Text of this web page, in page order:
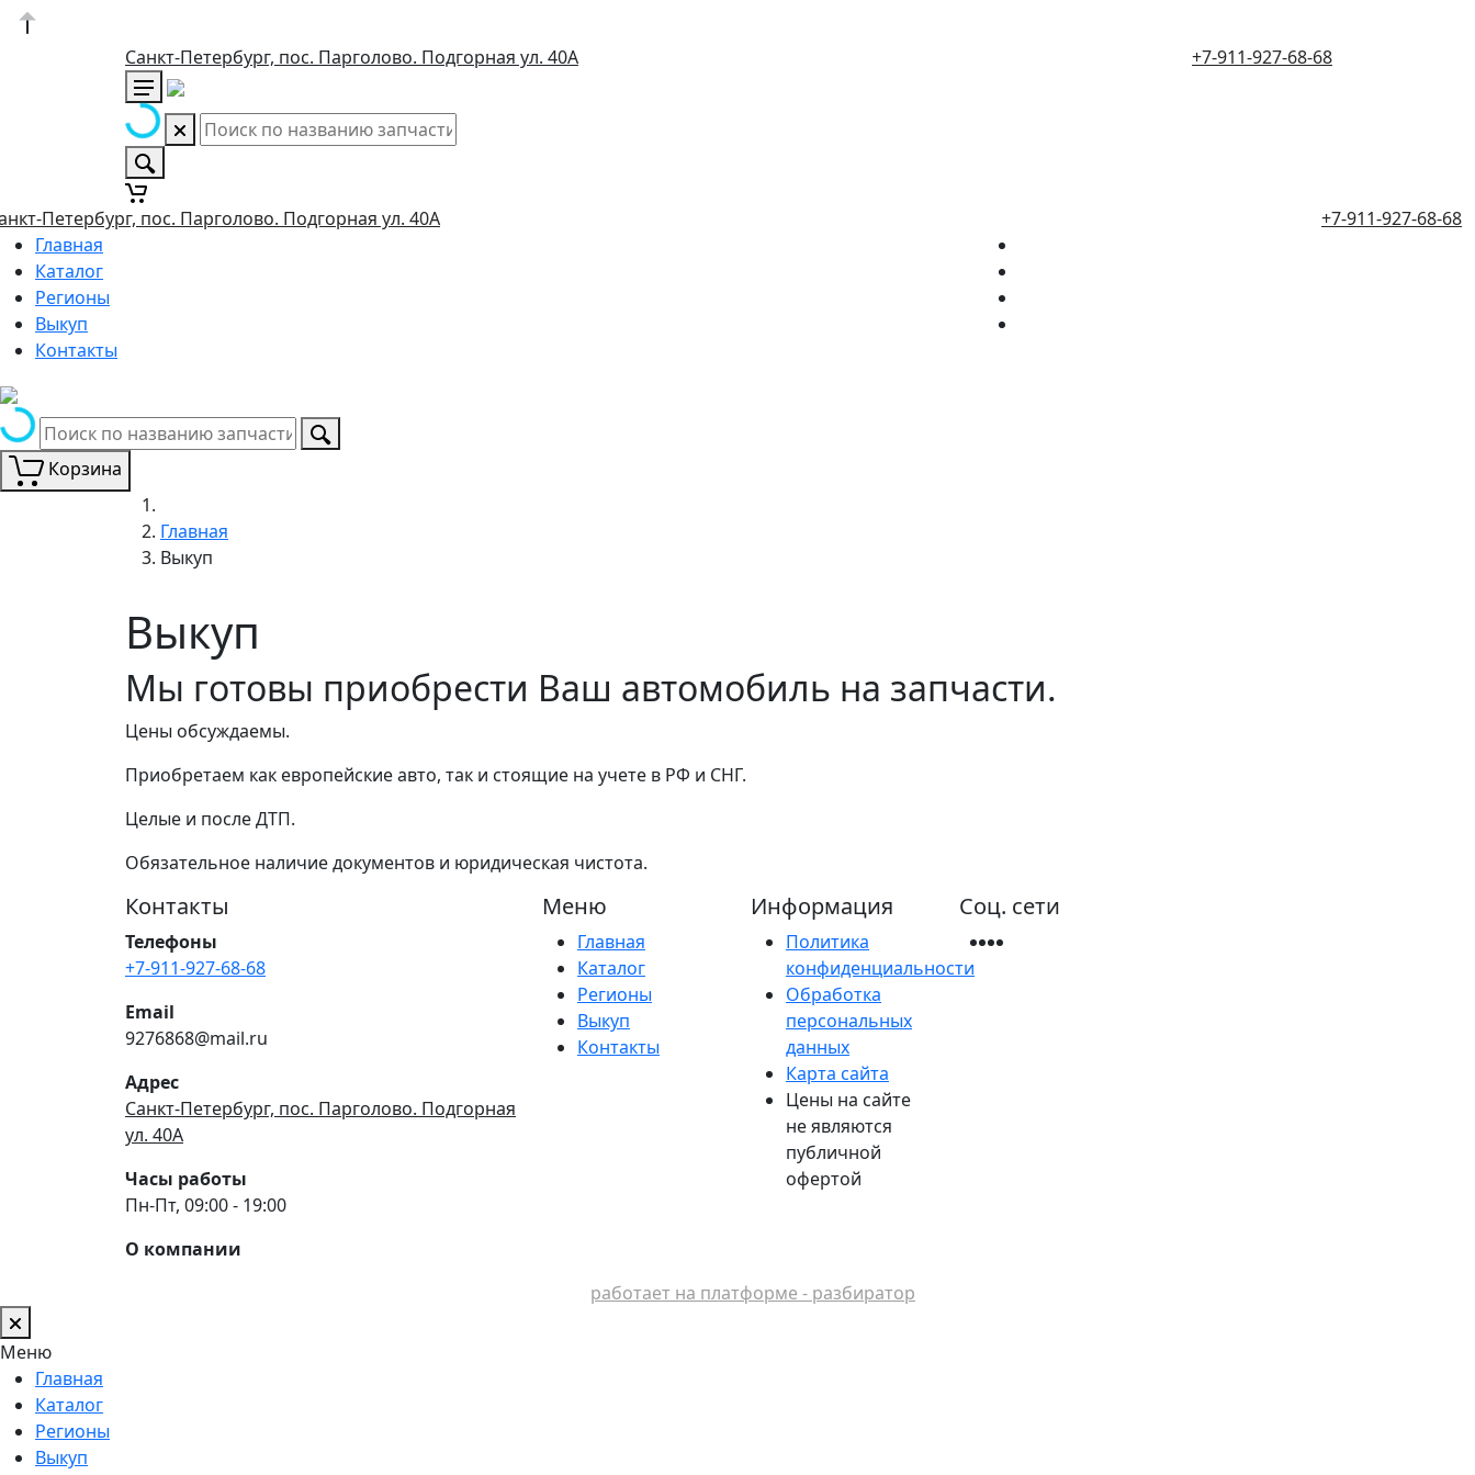
Санкт-Петербург, пос. Парголово. Подгорная ул. 40А +7-911-927-68-68
Петербург, пос. Парголово. Подгорная ул. 40А
+7-911-927-68-68
Главная
Каталог
Регионы
Выкуп
Контакты
Корзина
Главная
Выкуп
Выкуп
Мы готовы приобрести Ваш автомобиль на запчасти.
Цены обсуждаемы.
Приобретаем как европейские авто, так и стоящие на учете в РФ и СНГ.
Целые и после ДТП.
Обязательное наличие документов и юридическая чистота.
Контакты
Телефоны
+7-911-927-68-68
Email
9276868@mail.ru
Адрес
Санкт-Петербург, пос. Парголово. Подгорная
ул. 40А
Часы работы
Пн-Пт, 09:00 - 19:00
О компании
Меню
Главная
Каталог
Регионы
Выкуп
Контакты
Информация
Политика
конфиденциальности
Обработка
персональных
данных
Карта сайта
Цены на сайте
не являются
публичной
офертой
Соц. сети
работает на платформе - разбиратор
Меню
Главная
Каталог
Регионы
Выкуп